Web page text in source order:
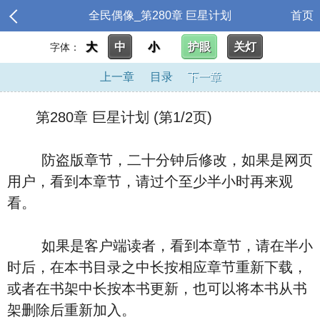
全民偶像_第280章 巨星计划 首页
字体： 大 中 小 护眼 关灯
上一章 目录 下一章
第280章 巨星计划 (第1/2页)
防盗版章节，二十分钟后修改，如果是网页
用户，看到本章节，请过个至少半小时再来观
看。
如果是客户端读者，看到本章节，请在半小
时后，在本书目录之中长按相应章节重新下载，
或者在书架中长按本书更新，也可以将本书从书
架删除后重新加入。